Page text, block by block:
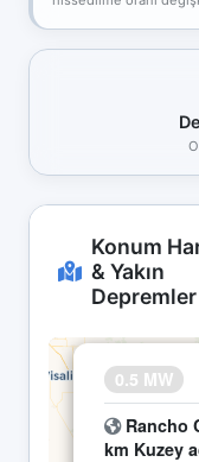
Konum
& Yakın
Depremler
0.5 MW
Rancho
km Kuzey